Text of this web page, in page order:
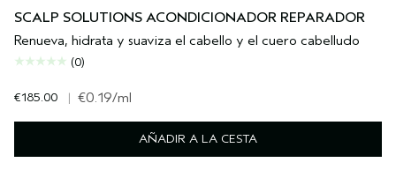
SCALP SOLUTIONS ACONDICIONADOR REPARADOR
Renueva, hidrata y suaviza el cabello y el cuero cabelludo
(0)
€185.00 | €0.19/ml
AÑADIR A LA CESTA